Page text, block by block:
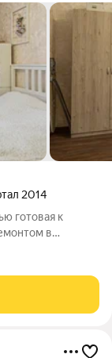
2014
готовая к
в
м2 (утепленная